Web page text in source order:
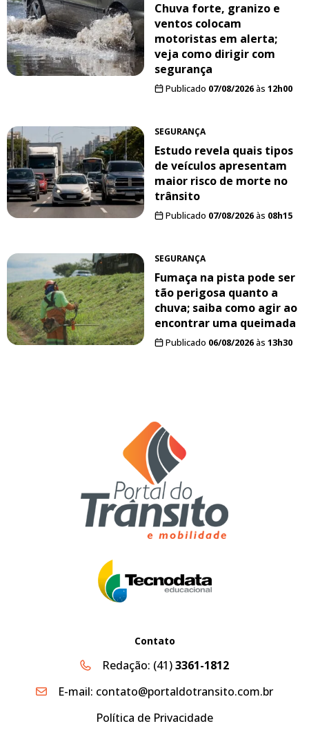
Chuva forte, granizo e
ventos colocam
motoristas em alerta;
veja como dirigir com
segurança
Publicado 07/08/2026às 12h00
SEGURANÇA
Estudo revela quais tipos
de veículos apresentam
maior risco de morte no
trânsito
Publicado 07/08/2026às 08h15
SEGURANÇA
Fumaça na pista pode ser
tão perigosa quanto a
chuva; saiba como agir ao
encontrar uma queimada
Publicado 06/08/2026às 13h30
Contato
Redação: (41)3361-1812
E-mail: contato@portaldotransito.com.br
Política de Privacidade